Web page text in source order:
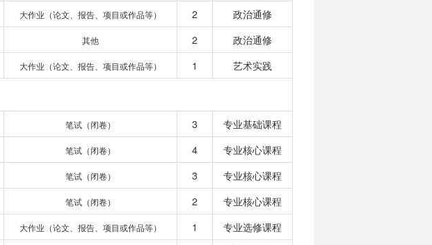
大作业（论文、报告、项目或作品等） 2
政治通修
其他 2
政治通修
大作业（论文、报告、项目或作品等） 1 艺术实践
笔试（闭卷） 3
专业基础课程
笔试（闭卷） 4
专业核心课程
笔试（闭卷） 3
专业核心课程
笔试（闭卷） 2
专业核心课程
大作业（论文、报告、项目或作品等） 1
专业选修课程